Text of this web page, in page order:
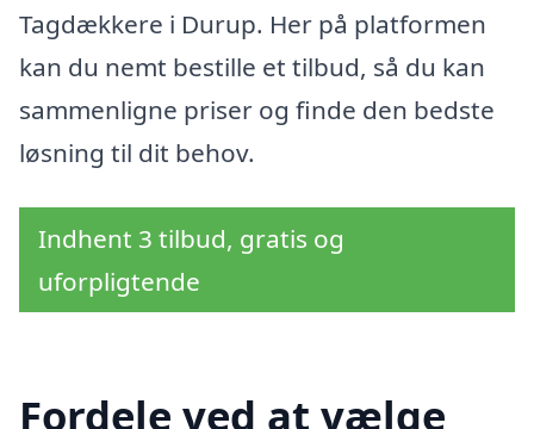
Tagdækkere i Durup. Her på platformen
kan du nemt bestille et tilbud, så du kan
sammenligne priser og finde den bedste
løsning til dit behov.
Indhent 3 tilbud, gratis og
uforpligtende
Fordele ved at vælge